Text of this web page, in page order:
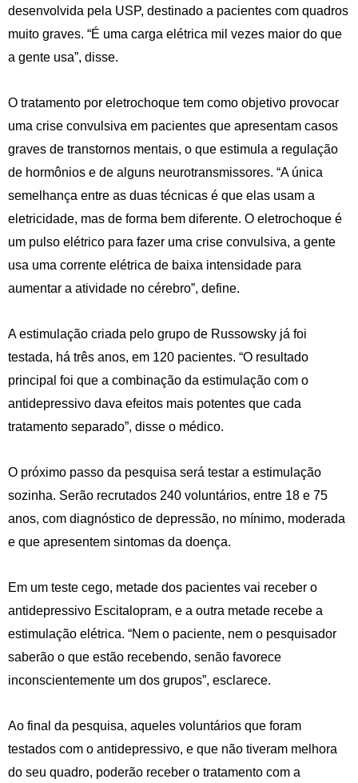
desenvolvida pela USP, destinado a pacientes com quadros
muito graves. “É uma carga elétrica mil vezes maior do que
a gente usa”, disse.
O tratamento por eletrochoque tem como objetivo provocar
uma crise convulsiva em pacientes que apresentam casos
graves de transtornos mentais, o que estimula a regulação
de hormônios e de alguns neurotransmissores. “A única
semelhança entre as duas técnicas é que elas usam a
eletricidade, mas de forma bem diferente. O eletrochoque é
um pulso elétrico para fazer uma crise convulsiva, a gente
usa uma corrente elétrica de baixa intensidade para
aumentar a atividade no cérebro”, define.
A estimulação criada pelo grupo de Russowsky já foi
testada, há três anos, em 120 pacientes. “O resultado
principal foi que a combinação da estimulação com o
antidepressivo dava efeitos mais potentes que cada
tratamento separado”, disse o médico.
O próximo passo da pesquisa será testar a estimulação
sozinha. Serão recrutados 240 voluntários, entre 18 e 75
anos, com diagnóstico de depressão, no mínimo, moderada
e que apresentem sintomas da doença.
Em um teste cego, metade dos pacientes vai receber o
antidepressivo Escitalopram, e a outra metade recebe a
estimulação elétrica. “Nem o paciente, nem o pesquisador
saberão o que estão recebendo, senão favorece
inconscientemente um dos grupos”, esclarece.
Ao final da pesquisa, aqueles voluntários que foram
testados com o antidepressivo, e que não tiveram melhora
do seu quadro, poderão receber o tratamento com a